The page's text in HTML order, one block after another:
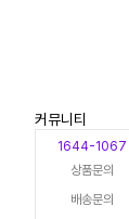
커뮤니티
1644-1067
상품문의
배송문의